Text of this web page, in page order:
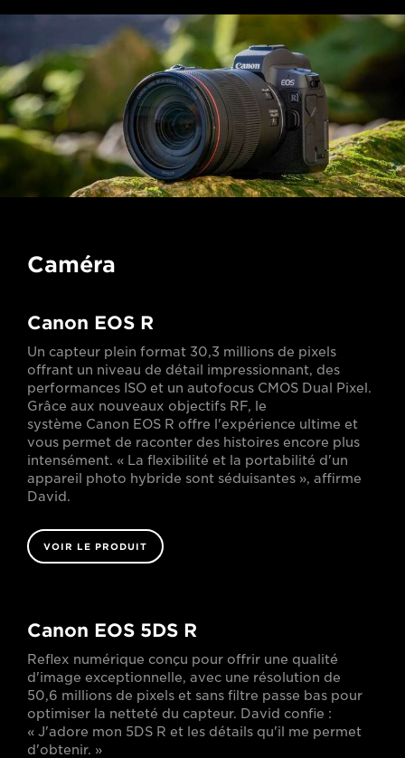
Caméra
Canon EOS R
Un capteur plein format 30,3 millions de pixels
offrant un niveau de détail impressionnant, des
performances ISO et un autofocus CMOS Dual Pixel.
Grâce aux nouveaux objectifs RF, le
système Canon EOS R offre l'expérience ultime et
vous permet de raconter des histoires encore plus
intensément. « La flexibilité et la portabilité d'un
appareil photo hybride sont séduisantes », affirme
David.
VOIR LE PRODUIT
Canon EOS 5DS R
Reflex numérique conçu pour offrir une qualité
d'image exceptionnelle, avec une résolution de
50,6 millions de pixels et sans filtre passe bas pour
optimiser la netteté du capteur. David confie :
« J'adore mon 5DS R et les détails qu'il me permet
d'obtenir. »